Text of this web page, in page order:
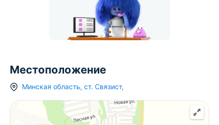
Местоположение
Минская область, ст. Связист,